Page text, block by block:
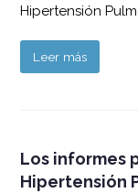
Hipertensión
Leer más
Los informes
Hipertensión